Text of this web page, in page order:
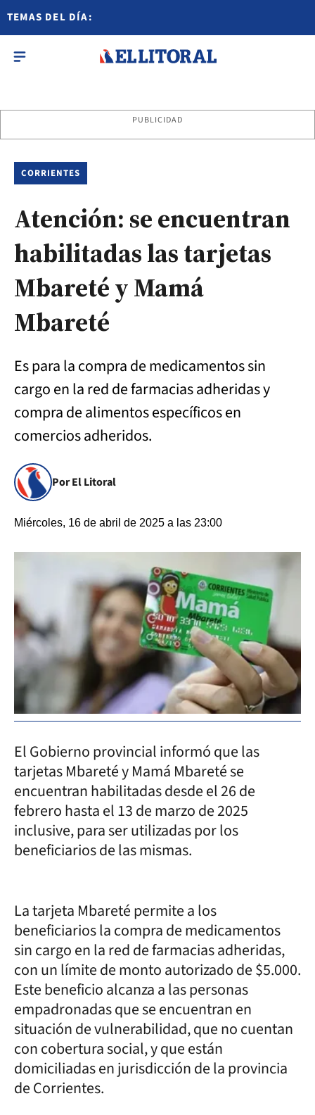
TEMAS DEL DÍA:
PUBLICIDAD
CORRIENTES
Atención: se encuentran
habilitadas las tarjetas
Mbareté y Mamá
Mbareté
Es para la compra de medicamentos sin
cargo en la red de farmacias adheridas y
compra de alimentos específicos en
comercios adheridos.
Por El Litoral
Miércoles, 16 de abril de 2025 a las 23:00
El Gobierno provincial informó que las
tarjetas Mbareté y Mamá Mbareté se
encuentran habilitadas desde el 26 de
febrero hasta el 13 de marzo de 2025
inclusive, para ser utilizadas por los
beneficiarios de las mismas.
La tarjeta Mbareté permite a los
beneficiarios la compra de medicamentos
sin cargo en la red de farmacias adheridas,
con un límite de monto autorizado de $5.000.
Este beneficio alcanza a las personas
empadronadas que se encuentran en
situación de vulnerabilidad, que no cuentan
con cobertura social, y que están
domiciliadas en jurisdicción de la provincia
de Corrientes.